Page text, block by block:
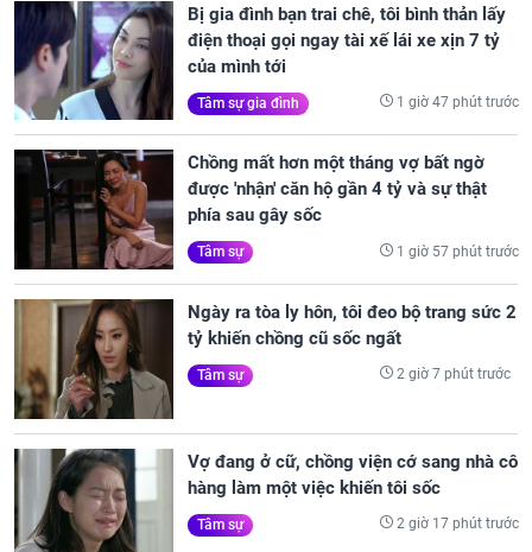
Bị gia đình bạn trai chê, tôi bình thản lấy
điện thoại gọi ngay tài xế lái xe xịn 7 tỷ
của mình tới
Tâm sự gia đình 1 giờ 47 phút trước
Chồng mất hơn một tháng vợ bất ngờ
được 'nhận' căn hộ gần 4 tỷ và sự thật
phía sau gây sốc
Tâm sự 1 giờ 57 phút trước
Ngày ra tòa ly hôn, tôi đeo bộ trang sức 2
tỷ khiến chồng cũ sốc ngất
Tâm sự 2 giờ 7 phút trước
Vợ đang ở cữ, chồng viện cớ sang nhà cô
hàng làm một việc khiến tôi sốc
Tâm sự 2 giờ 17 phút trước